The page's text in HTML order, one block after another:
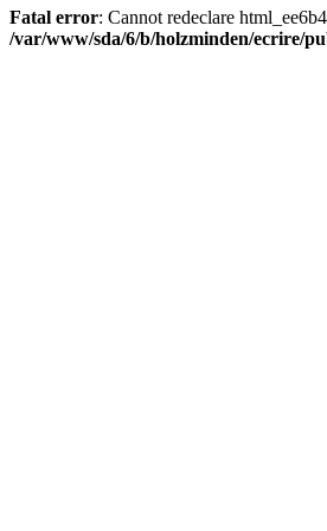
Fatal error: Cannot redeclare
/var/www/sda/6/b/holzminden/ecrire/